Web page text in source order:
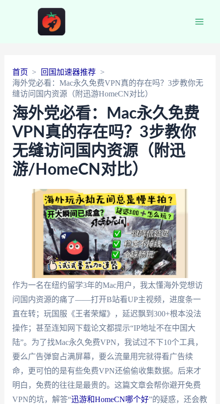
首页
回国加速器推荐
海外党必看：Mac永久免费VPN真的存在吗？3步教你无
缝访问国内资源（附迅游HomeCN对比）
海外党必看：Mac永久免费
VPN真的存在吗？3步教你
无缝访问国内资源（附迅
游/HomeCN对比）
作为一名在纽约留学3年的Mac用户，我太懂海外党想访
问国内资源的痛了——打开B站看UP主视频，进度条一
直在转；玩国服《王者荣耀》，延迟飘到300+根本没法
操作；甚至连知网下载论文都提示“IP地址不在中国大
陆”。为了找Mac永久免费VPN，我试过不下10个工具，
要么广告弹窗占满屏幕，要么流量用完就得看广告续
命，更可怕的是有些免费VPN还偷偷收集数据。后来才
明白，免费的往往是最贵的。这篇文章会帮你避开免费
VPN的坑，解答“迅游和HomeCN哪个好”的疑惑，还会教